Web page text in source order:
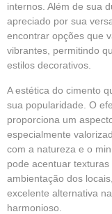
internos. Além de sua
apreciado por sua
encontrar opções que
vibrantes, permitindo
estilos decorativos.
A estética do cimento
sua popularidade. O
proporciona um
especialmente
com a natureza e o
pode acentuar
ambientação dos
excelente alternativa
harmonioso.